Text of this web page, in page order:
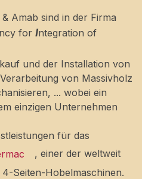
Amab sind in der Firma
for Integration of
und der Installation von
von Massivholz
... wobei ein
einzigen Unternehmen
für das
, einer der weltweit
Seiten-Hobelmaschinen.